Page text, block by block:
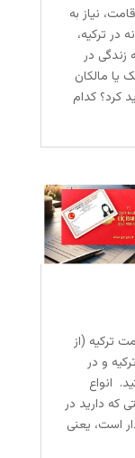
نیاز به
در ترکیه،
زندگی در
یا مالکان
کرد؟ کدام
ترکیه (از
و در
انواع
که دارید در
است، یعنی